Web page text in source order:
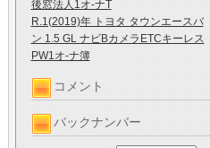
後窓法人1オ-ナT
R.1(2019)年 トヨタ タウンエースバ
ン 1.5 GL ナビBカメラETCキーレス
PW1オ-ナ簿
コメント
バックナンバー